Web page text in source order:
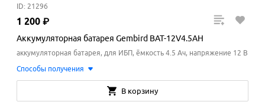
ID: 21296
1 200 ₽
Аккумуляторная батарея Gembird BAT-12V4.5AH
аккумуляторная батарея, для ИБП, ёмкость 4.5 Ач, напряжение 12 В
Способы получения
В корзину